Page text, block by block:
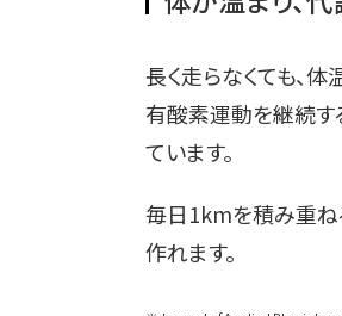
長く走らなくても、
有酸素運動を継続す
ています。
毎日1kmを積み重ね
作れます。